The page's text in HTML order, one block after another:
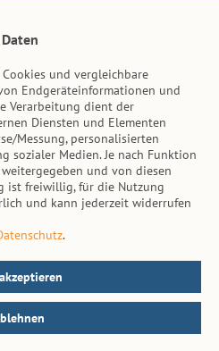
und-sparen.de 2026
und vergleichbare
Endgeräteinformationen und
Verarbeitung dient der
Diensten und Elementen
Messung, personalisierten
sozialer Medien. Je nach Funktion
und von diesen
ist freiwillig, für die Nutzung
und kann jederzeit widerrufen
.